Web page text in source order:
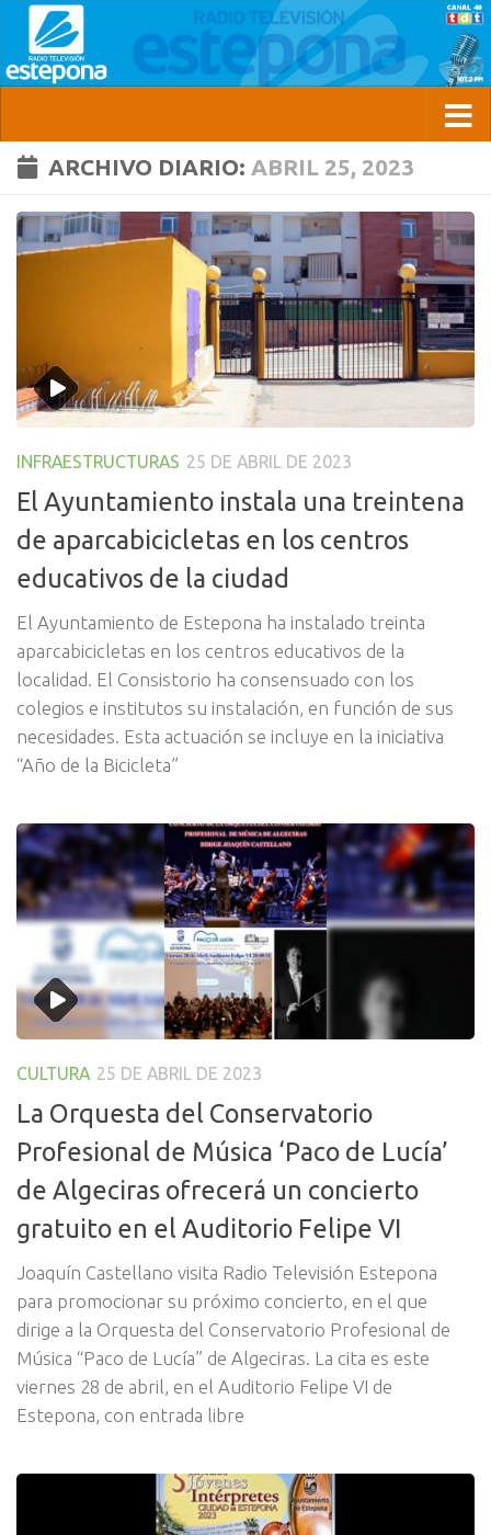
ARCHIVO DIARIO: ABRIL 25, 2023
INFRAESTRUCTURAS 25 DE ABRIL DE 2023
El Ayuntamiento instala una treintena
de aparcabicicletas en los centros
educativos de la ciudad
El Ayuntamiento de Estepona ha instalado treinta
aparcabicicletas en los centros educativos de la
localidad. El Consistorio ha consensuado con los
colegios e institutos su instalación, en función de sus
necesidades. Esta actuación se incluye en la iniciativa
“Año de la Bicicleta”
CULTURA 25 DE ABRIL DE 2023
La Orquesta del Conservatorio
Profesional de Música ‘Paco de Lucía’
de Algeciras ofrecerá un concierto
gratuito en el Auditorio Felipe VI
Joaquín Castellano visita Radio Televisión Estepona
para promocionar su próximo concierto, en el que
dirige a la Orquesta del Conservatorio Profesional de
Música “Paco de Lucía” de Algeciras. La cita es este
viernes 28 de abril, en el Auditorio Felipe VI de
Estepona, con entrada libre